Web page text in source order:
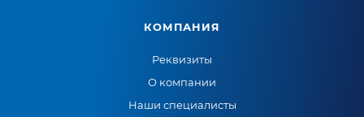
КОМПАНИЯ
Реквизиты
О компании
Наши специалисты